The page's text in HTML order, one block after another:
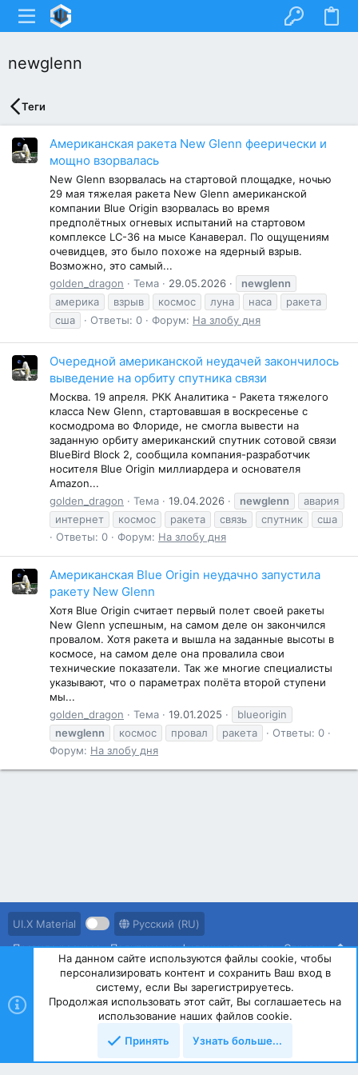
newglenn
Теги
Американская ракета New Glenn феерически и
мощно взорвалась
New Glenn взорвалась на стартовой площадке, ночью
29 мая тяжелая ракета New Glenn американской
компании Blue Origin взорвалась во время
предполётных огневых испытаний на стартовом
комплексе LC-36 на мысе Канаверал. По ощущениям
очевидцев, это было похоже на ядерный взрыв.
Возможно, это самый...
golden_dragon
Тема 29.05.2026
newglenn
америка
взрыв космос луна наса
ракета
сша
Ответы: 0 Форум: На злобу дня
Очередной американской неудачей закончилось
выведение на орбиту спутника связи
Москва. 19 апреля. РКК Аналитика - Ракета тяжелого
класса New Glenn, стартовавшая в воскресенье с
космодрома во Флориде, не смогла вывести на
заданную орбиту американский спутник сотовой связи
BlueBird Block 2, сообщила компания-разработчик
носителя Blue Origin миллиардера и основателя
Amazon...
golden_dragon
Тема 19.04.2026 newglenn
авария
интернет
космос ракета связь спутник
сша
Ответы: 0
Форум: На злобу дня
Американская Blue Origin неудачно запустила
ракету New Glenn
Хотя Blue Origin считает первый полет своей ракеты
New Glenn успешным, на самом деле он закончился
провалом. Хотя ракета и вышла на заданные высоты в
космосе, на самом деле она провалила свои
технические показатели. Так же многие специалисты
указывают, что о параметрах полёта второй ступени
мы...
golden_dragon
Тема 19.01.2025
blueorigin
newglenn
космос провал ракета
Ответы: 0
Форум: На злобу дня
UI.X Material
Русский (RU)
Правила ресурса
Политика конфиденциальности Справка
Community platform by XenForo © 2010-2023 XenForo Ltd.
На данном сайте используются файлы cookie, чтобы
персонализировать контент и сохранить Ваш вход в
систему, если Вы зарегистрируетесь.
Продолжая использовать этот сайт, Вы соглашаетесь на
использование наших файлов cookie.
Принять
Узнать больше...